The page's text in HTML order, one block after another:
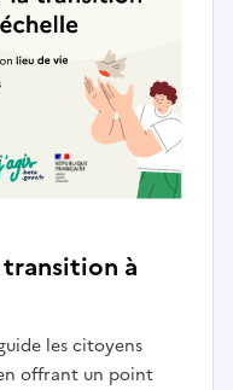
à
les citoyens
offrant un point